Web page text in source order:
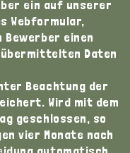
ein auf unserer
Webformular,
einen
Daten
Beachtung der
Wird mit dem
geschlossen, so
vier Monate nach